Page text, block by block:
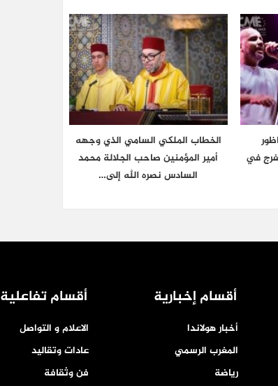
ألف متفرج في
الخطاب الملكي السامي الذي وجهه
أمير المؤمنين صاحب الجلالة محمد
السادس نصره الله إلى…
أقسام إخبارية
أخبار هولاندا
المغرب الرسمي
رياضة
أقسام تفاعلية
الاعلام و التواصل
عادات وتقاليد
فن وثقافة